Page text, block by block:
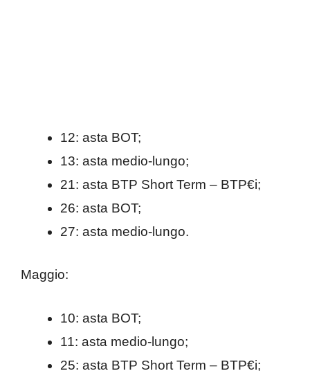
12: asta BOT;
13: asta medio-lungo;
21: asta BTP Short Term – BTP€i;
26: asta BOT;
27: asta medio-lungo.
Maggio:
10: asta BOT;
11: asta medio-lungo;
25: asta BTP Short Term – BTP€i;